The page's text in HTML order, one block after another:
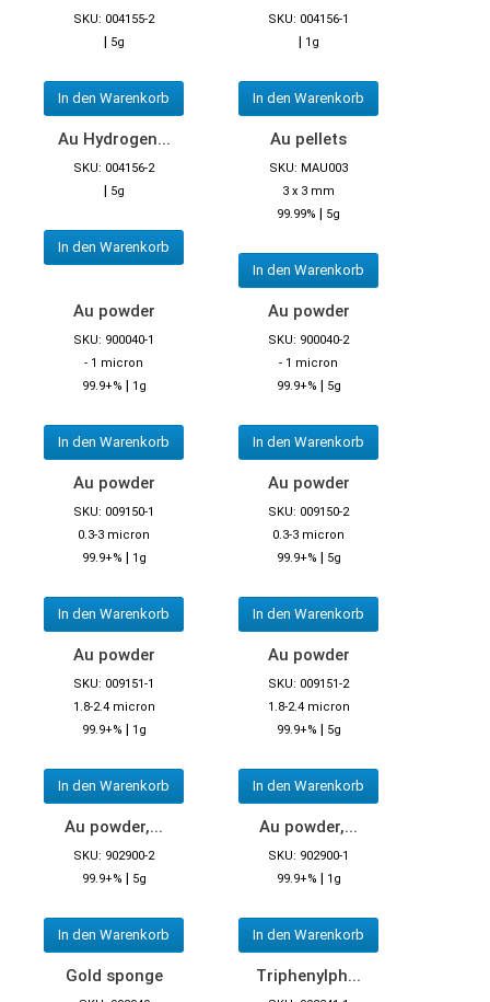
SKU: 004155-2
| 5g
In den Warenkorb
SKU: 004156-1
| 1g
In den Warenkorb
Au Hydrogen...
SKU: 004156-2
| 5g
In den Warenkorb
Au pellets
SKU: MAU003
3 x 3 mm
99.99% | 5g
In den Warenkorb
Au powder
SKU: 900040-1
- 1 micron
99.9+% | 1g
In den Warenkorb
Au powder
SKU: 900040-2
- 1 micron
99.9+% | 5g
In den Warenkorb
Au powder
SKU: 009150-1
0.3-3 micron
99.9+% | 1g
In den Warenkorb
Au powder
SKU: 009150-2
0.3-3 micron
99.9+% | 5g
In den Warenkorb
Au powder
SKU: 009151-1
1.8-2.4 micron
99.9+% | 1g
In den Warenkorb
Au powder
SKU: 009151-2
1.8-2.4 micron
99.9+% | 5g
In den Warenkorb
Au powder,...
SKU: 902900-2
99.9+% | 5g
In den Warenkorb
Au powder,...
SKU: 902900-1
99.9+% | 1g
In den Warenkorb
Gold sponge Triphenylph...